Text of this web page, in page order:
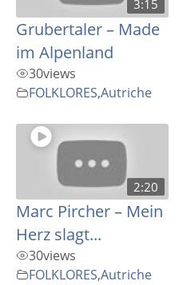
3:15
Grubertaler – Made
im Alpenland
30views
FOLKLORES,Autriche
2:20
Marc Pircher – Mein
Herz slagt...
30views
FOLKLORES,Autriche